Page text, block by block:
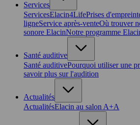
Services
ServicesElacin4LifePrises
ligneService après-venteOù trouver
sonore ElacinNotre programme
Santé auditive
Santé auditivePourquoi utiliser une
savoir plus sur l'audition
Actualités
ActualitésElacin au salon A+A